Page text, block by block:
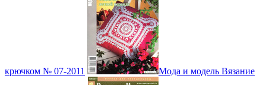
крючком № 07-2011 Мода и модель Вязание